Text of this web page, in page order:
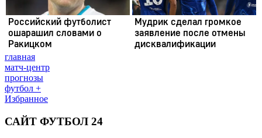
главная
матч-центр
прогнозы
футбол +
Избранное
САЙТ ФУТБОЛ 24